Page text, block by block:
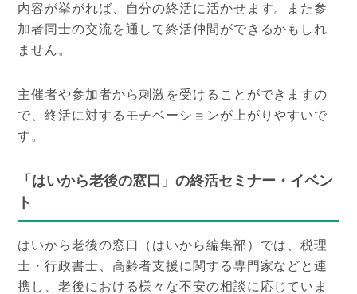
内容が挙がれば、自分の終活に活かせます。また参
加者同士の交流を通して終活仲間ができるかもしれ
ません。
主催者や参加者から刺激を受けることができますの
で、終活に対するモチベーションが上がりやすいで
す。
「はいから老後の窓口」の終活セミナー・イベン
ト
はいから老後の窓口（はいから編集部）では、税理
士・行政書士、高齢者支援に関する専門家などと連
携し、老後における様々な不安の相談に応じていま